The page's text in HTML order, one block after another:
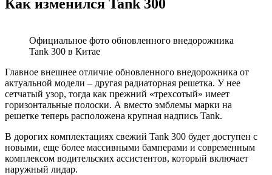
Как изменился Tank 300
Официальное фото обновленного внедорожника
Tank 300 в Китае
Главное внешнее отличие обновленного внедорожника от
актуальной модели – другая радиаторная решетка. У нее
сетчатый узор, тогда как прежний «трехсотый» имеет
горизонтальные полоски. А вместо эмблемы марки на
решетке теперь расположена крупная надпись Tank.
В дорогих комплектациях свежий Tank 300 будет доступен с
новыми, еще более массивными бамперами и современным
комплексом водительских ассистентов, который включает
наружный лидар.